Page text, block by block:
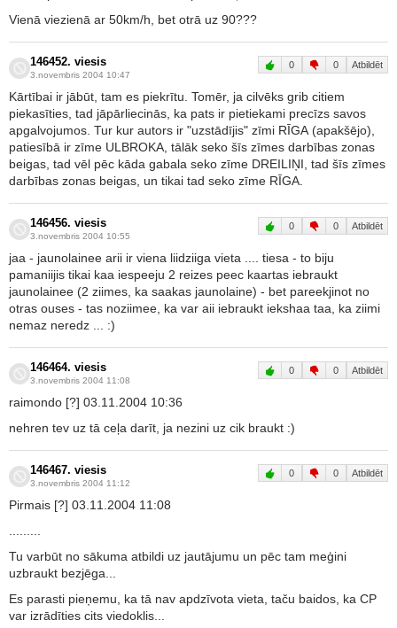
Vienā viezienā ar 50km/h, bet otrā uz 90???
146452. viesis
3.novembris 2004 10:47
0 0 Atbildēt
Kārtībai ir jābūt, tam es piekrītu. Tomēr, ja cilvēks grib citiem
piekasīties, tad jāpārliecinās, ka pats ir pietiekami precīzs savos
apgalvojumos. Tur kur autors ir "uzstādījis" zīmi RĪGA (apakšējo),
patiesībā ir zīme ULBROKA, tālāk seko šīs zīmes darbības zonas
beigas, tad vēl pēc kāda gabala seko zīme DREILIŅI, tad šīs zīmes
darbības zonas beigas, un tikai tad seko zīme RĪGA.
146456. viesis
3.novembris 2004 10:55
0 0 Atbildēt
jaa - jaunolainee arii ir viena liidziiga vieta .... tiesa - to biju
pamaniijis tikai kaa iespeeju 2 reizes peec kaartas iebraukt
jaunolainee (2 ziimes, ka saakas jaunolaine) - bet pareekjinot no
otras ouses - tas noziimee, ka var aii iebraukt iekshaa taa, ka ziimi
nemaz neredz ... :)
146464. viesis
3.novembris 2004 11:08
0 0 Atbildēt
raimondo [?] 03.11.2004 10:36
nehren tev uz tā ceļa darīt, ja nezini uz cik braukt :)
146467. viesis
3.novembris 2004 11:12
0 0 Atbildēt
Pirmais [?] 03.11.2004 11:08
.........
Tu varbūt no sākuma atbildi uz jautājumu un pēc tam meģini
uzbraukt bezjēga...
Es parasti pieņemu, ka tā nav apdzīvota vieta, taču baidos, ka CP
var izrādīties cits viedoklis...